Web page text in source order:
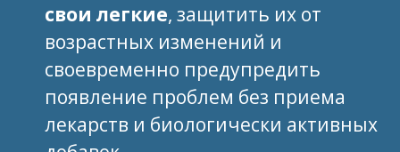
свои легкие, защитить их от
возрастных изменений и
своевременно предупредить
появление проблем без приема
лекарств и биологически активных